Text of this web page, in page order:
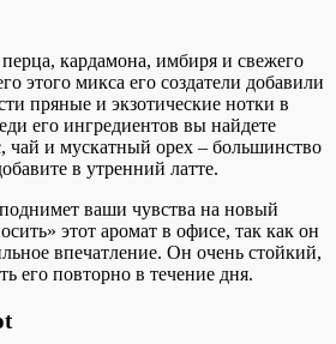
кардамона, имбиря и свежего
этого микса его создатели добавили
пряные и экзотические нотки в
его ингредиентов вы найдете
чай и мускатный орех – большинство
в утренний латте.
ваши чувства на новый
этот аромат в офисе, так как он
впечатление. Он очень стойкий,
его повторно в течение дня.